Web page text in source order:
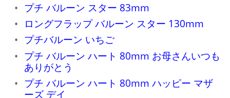
プチ バルーン スター 83mm
ロングフラップ バルーン スター 130mm
プチバルーン いちご
プチ バルーン ハート 80mm お母さんいつも
ありがとう
プチ バルーン ハート 80mm ハッピー マザ
ーズ デイ